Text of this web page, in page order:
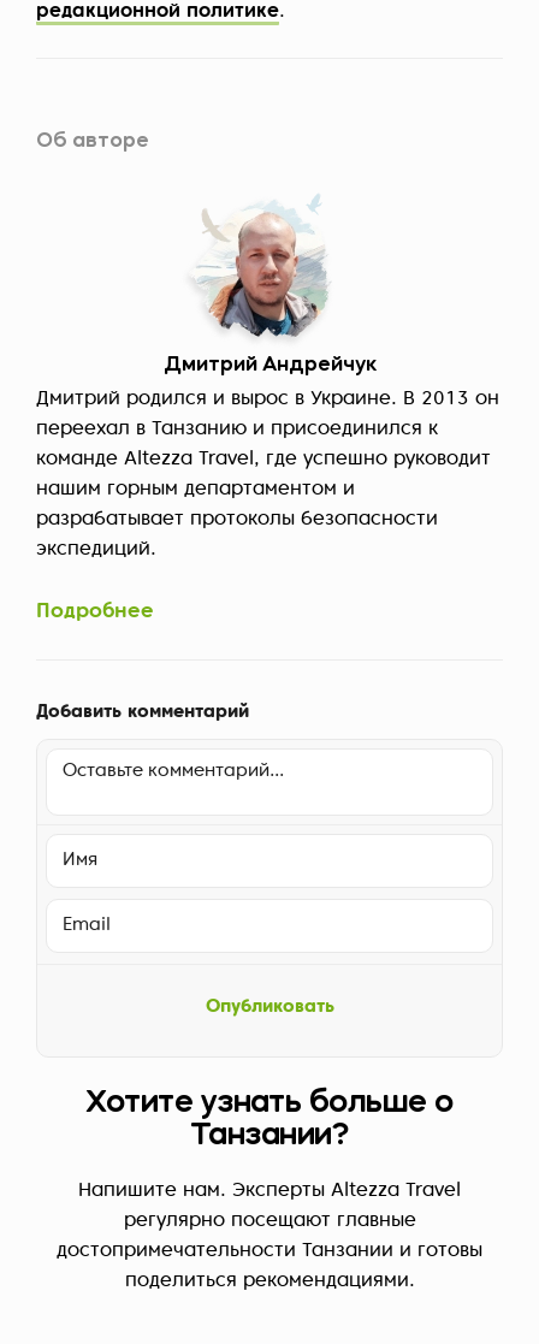
редакционной политике.
Об авторе
Дмитрий Андрейчук
Дмитрий родился и вырос в Украине. В 2013 он
переехал в Танзанию и присоединился к
команде Altezza Travel, где успешно руководит
нашим горным департаментом и
разрабатывает протоколы безопасности
экспедиций.
Подробнее
Добавить комментарий
Опубликовать
Хотите узнать больше о
Танзании?
Напишите нам. Эксперты Altezza Travel
регулярно посещают главные
достопримечательности Танзании и готовы
поделиться рекомендациями.